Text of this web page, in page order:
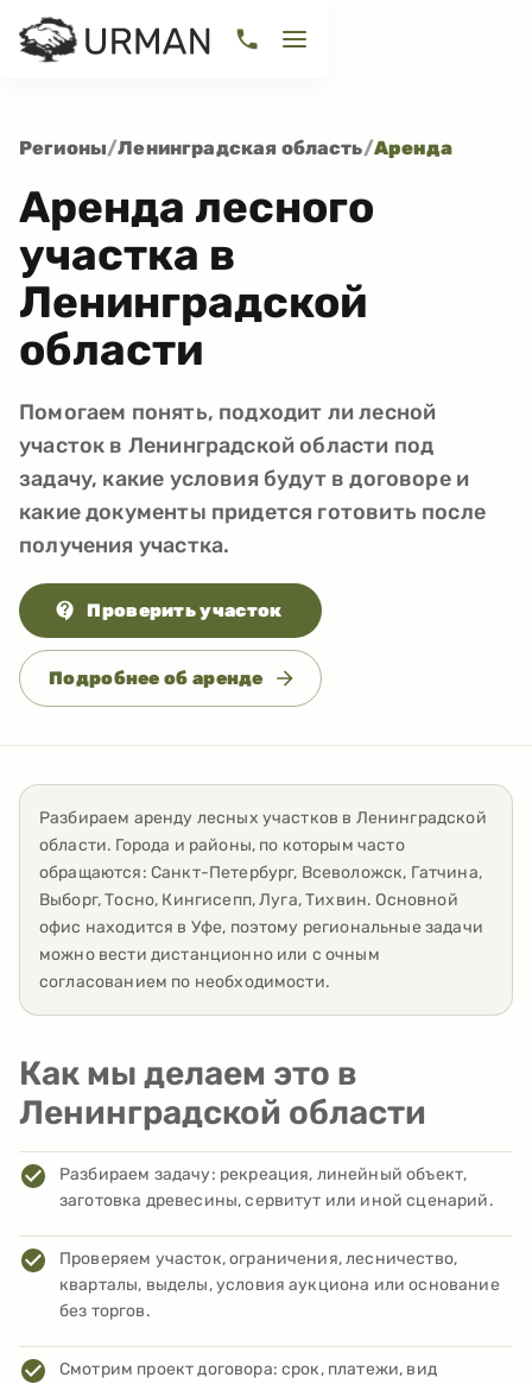
Регионы/Ленинградская область/Аренда
Аренда лесного
участка в
Ленинградской
области
Помогаем понять, подходит ли лесной
участок в Ленинградской области под
задачу, какие условия будут в договоре и
какие документы придется готовить после
получения участка.
Проверить участок
Подробнее об аренде
Разбираем аренду лесных участков в Ленинградской
области. Города и районы, по которым часто
обращаются: Санкт-Петербург, Всеволожск, Гатчина,
Выборг, Тосно, Кингисепп, Луга, Тихвин. Основной
офис находится в Уфе, поэтому региональные задачи
можно вести дистанционно или с очным
согласованием по необходимости.
Как мы делаем это в
Ленинградской области
Разбираем задачу: рекреация, линейный объект,
заготовка древесины, сервитут или иной сценарий.
Проверяем участок, ограничения, лесничество,
кварталы, выделы, условия аукциона или основание
без торгов.
Смотрим проект договора: срок, платежи, вид